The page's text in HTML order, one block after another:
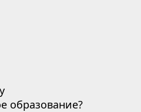
образование?